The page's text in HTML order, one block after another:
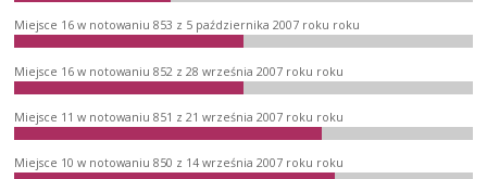
Miejsce 16 w notowaniu 853 z 5 października 2007 roku roku
Miejsce 16 w notowaniu 852 z 28 września 2007 roku roku
Miejsce 11 w notowaniu 851 z 21 września 2007 roku roku
Miejsce 10 w notowaniu 850 z 14 września 2007 roku roku